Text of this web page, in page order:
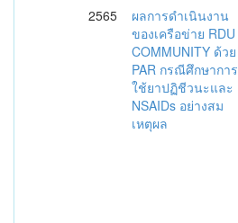
2565
ผลการดำเนินงาน
ของเครือข่าย RDU
COMMUNITY ด้วย
PAR กรณีศึกษาการ
ใช้ยาปฏิชีวนะและ
NSAIDs อย่างสม
เหตุผล